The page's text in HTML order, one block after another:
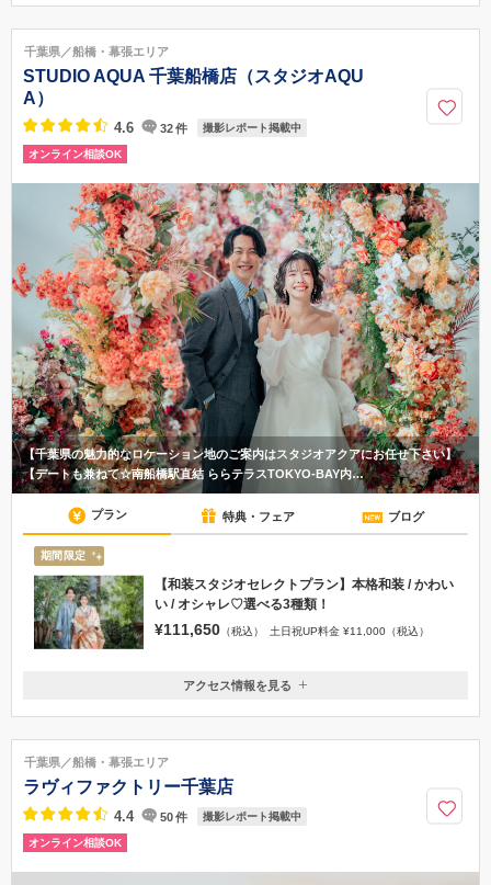
千葉県柏市末広町14-1 ザ・クレストホテル柏2階
04-7157-0328
千葉県／船橋・幕張エリア
STUDIO AQUA 千葉船橋店（スタジオAQU
A）
4.6 32件 撮影レポート掲載中
オンライン相談OK
【千葉県の魅力的なロケーション地のご案内はスタジオアクアにお任せ下さい】
【デートも兼ねて☆南船橋駅直結 ららテラスTOKYO-BAY内…
プラン 特典・フェア ブログ
期間限定
【和装スタジオセレクトプラン】本格和装 / かわい
い / オシャレ♡選べる3種類！
¥111,650 （税込） 土日祝UP料金 ¥11,000（税込）
千葉県船橋市若松2丁目2番1号 ららテラスTOKYO-BAY 2階
047-407-1367
アクセス情報を見る
千葉県／船橋・幕張エリア
ラヴィファクトリー千葉店
4.4 50件 撮影レポート掲載中
オンライン相談OK